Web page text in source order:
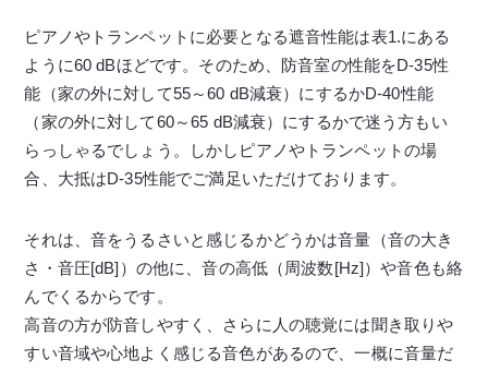
ピアノやトランペットに必要となる遮音性能は表1.にある
ように60 dBほどです。そのため、防音室の性能をD-35性
能（家の外に対して55～60 dB減衰）にするかD-40性能
（家の外に対して60～65 dB減衰）にするかで迷う方もい
らっしゃるでしょう。しかしピアノやトランペットの場
合、大抵はD-35性能でご満足いただけております。
それは、音をうるさいと感じるかどうかは音量（音の大き
さ・音圧[dB]）の他に、音の高低（周波数[Hz]）や音色も絡
んでくるからです。
高音の方が防音しやすく、さらに人の聴覚には聞き取りや
すい音域や心地よく感じる音色があるので、一概に音量だ